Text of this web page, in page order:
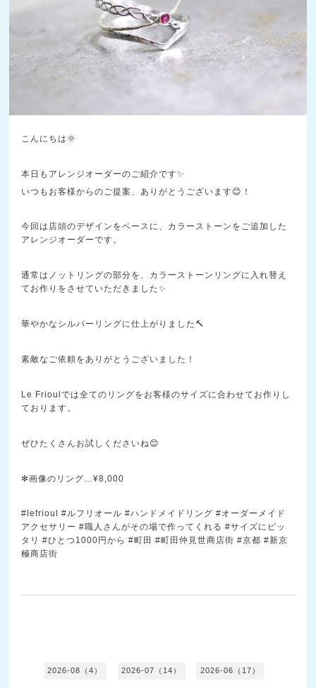
こんにちは🌞
本日もアレンジオーダーのご紹介です✨
いつもお客様からのご提案、ありがとうございます😊！
今回は店頭のデザインをベースに、カラーストーンをご追加した
アレンジオーダーです。
通常はノットリングの部分を、カラーストーンリングに入れ替え
てお作りをさせていただきました✨
華やかなシルバーリングに仕上がりました🔨
素敵なご依頼をありがとうございました！
Le Frioulでは全てのリングをお客様のサイズに合わせてお作りし
ております。
ぜひたくさんお試しくださいね😊
✻画像のリング…¥8,000
#lefrioul #ルフリオール #ハンドメイドリング #オーダーメイド
アクセサリー #職人さんがその場で作ってくれる #サイズにピッ
タリ #ひとつ1000円から #町田 #町田仲見世商店街 #京都 #新京
極商店街
2026-08（4） 2026-07（14） 2026-06（17）